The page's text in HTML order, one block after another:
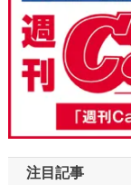
注目記事